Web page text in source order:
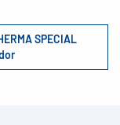
SPECIAL